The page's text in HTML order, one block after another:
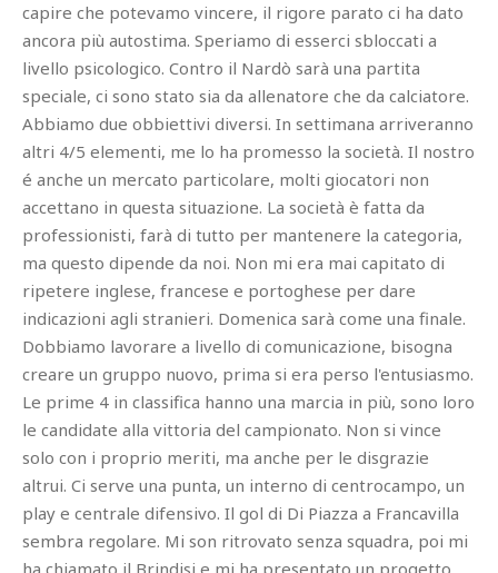
capire che potevamo vincere, il rigore parato ci ha dato
ancora più autostima. Speriamo di esserci sbloccati a
livello psicologico. Contro il Nardò sarà una partita
speciale, ci sono stato sia da allenatore che da calciatore.
Abbiamo due obbiettivi diversi. In settimana arriveranno
altri 4/5 elementi, me lo ha promesso la società. Il nostro
é anche un mercato particolare, molti giocatori non
accettano in questa situazione. La società è fatta da
professionisti, farà di tutto per mantenere la categoria,
ma questo dipende da noi. Non mi era mai capitato di
ripetere inglese, francese e portoghese per dare
indicazioni agli stranieri. Domenica sarà come una finale.
Dobbiamo lavorare a livello di comunicazione, bisogna
creare un gruppo nuovo, prima si era perso l'entusiasmo.
Le prime 4 in classifica hanno una marcia in più, sono loro
le candidate alla vittoria del campionato. Non si vince
solo con i proprio meriti, ma anche per le disgrazie
altrui. Ci serve una punta, un interno di centrocampo, un
play e centrale difensivo. Il gol di Di Piazza a Francavilla
sembra regolare. Mi son ritrovato senza squadra, poi mi